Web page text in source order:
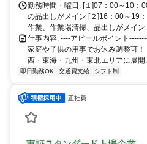
勤務時間・曜日: [１]07：00～10
の品出しがメイン [２]16：00～19
作業、作業場清掃、品出しがメイン
仕事内容: ----アピールポイント
家庭や子供の用事でお休み調整可
西・東海・九州・東北エリアに展開
即日勤務OK 交通費支給 シフト制
正社員